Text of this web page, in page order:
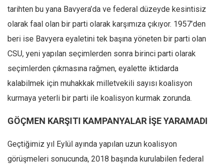
Tüm Sayılar
Kategoriler
Kültür Sanat
Kitap
Karisi kitap sualleri
Ekonomi
Manzara
tarihten bu yana Bavyera’da ve federal düzeyde kesintisiz
olarak faal olan bir parti olarak karşımıza çıkıyor. 1957’den
beri ise Bavyera eyaletini tek başına yöneten bir parti olan
CSU, yeni yapılan seçimlerden sonra birinci parti olarak
seçimlerden çıkmasına rağmen, eyalette iktidarda
kalabilmek için muhakkak milletvekili sayısı koalisyon
kurmaya yeterli bir parti ile koalisyon kurmak zorunda.
GÖÇMEN KARŞITI KAMPANYALAR İŞE YARAMADI
Geçtiğimiz yıl Eylül ayında yapılan uzun koalisyon
görüşmeleri sonucunda, 2018 başında kurulabilen federal